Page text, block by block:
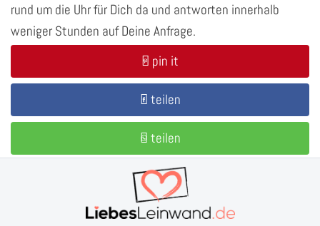
rund um die Uhr für Dich da und antworten innerhalb
weniger Stunden auf Deine Anfrage.
pin it
teilen
teilen